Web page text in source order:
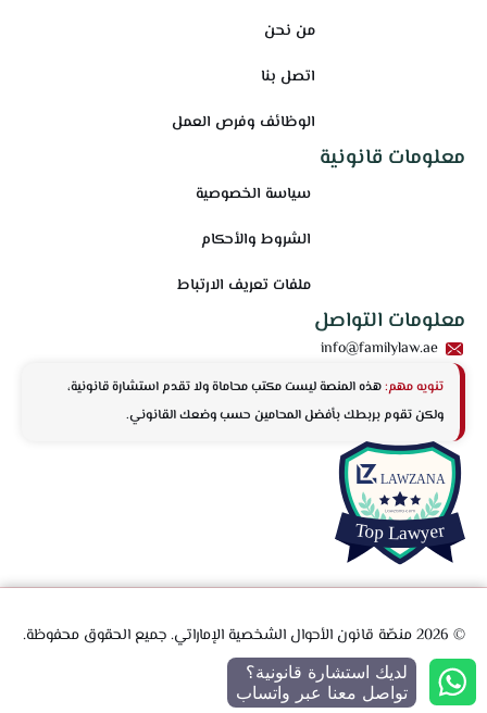
من نحن
اتصل بنا
الوظائف وفرص العمل
معلومات قانونية
سياسة الخصوصية
الشروط والأحكام
ملفات تعريف الارتباط
معلومات التواصل
info@familylaw.ae
تنويه مهم:هذه المنصة ليست مكتب محاماة ولا تقدم استشارة قانونية،
ولكن تقوم بربطك بأفضل المحامين حسب وضعك القانوني.
© 2026 منصّة قانون الأحوال الشخصية الإماراتي. جميع الحقوق محفوظة.
لديك استشارة قانونية؟
تواصل معنا عبر واتساب